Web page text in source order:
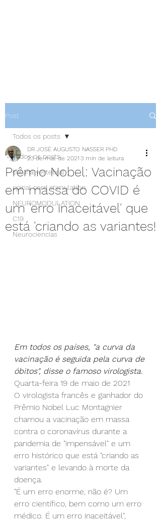
Post
Todos os posts
coluna vertebral
spinal cord stimulation
NEUROMODULATION
C19
Neurociencias
Todos os posts
Prêmio Nobel: Vacinação
em massa do COVID é
um 'erro inaceitável' que
está 'criando as variantes!
DR JOSÉ AUGUSTO NASSER PHD
23 de mai. de 2021 3 min de leitura
Em todos os países, "a curva da
vacinação é seguida pela curva de
óbitos", disse o famoso virologista.
Quarta-feira 19 de maio de 2021
O virologista francês e ganhador do
Prêmio Nobel Luc Montagnier
chamou a vacinação em massa
contra o coronavírus durante a
pandemia de "impensável" e um
erro histórico que está "criando as
variantes" e levando à morte da
doença.
"É um erro enorme, não é? Um
erro científico, bem como um erro
médico. É um erro inaceitável",